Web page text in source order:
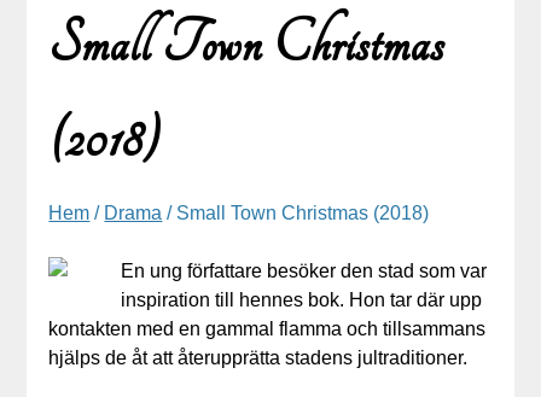
Small Town Christmas
(2018)
Hem / Drama / Small Town Christmas (2018)
En ung författare besöker den stad som var
inspiration till hennes bok. Hon tar där upp
kontakten med en gammal flamma och tillsammans
hjälps de åt att återupprätta stadens jultraditioner.